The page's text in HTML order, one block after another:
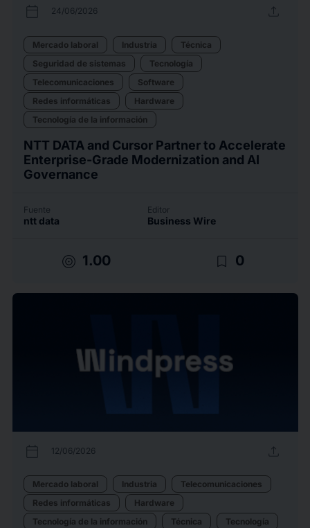
calendar_today 24/06/2026 upload
Mercado laboral Industria
Técnica
Seguridad de sistemas
Tecnología
Telecomunicaciones
Software
Redes informáticas
Hardware
Tecnología de la información
NTT DATA and Cursor Partner to Accelerate
Enterprise-Grade Modernization and AI
Governance
Fuente
ntt data
Editor
Business Wire
target 1.00 bookmark_border 0
calendar_today 12/06/2026 upload
Mercado laboral Industria
Telecomunicaciones
Redes informáticas
Hardware
Tecnología de la información
Técnica
Tecnología